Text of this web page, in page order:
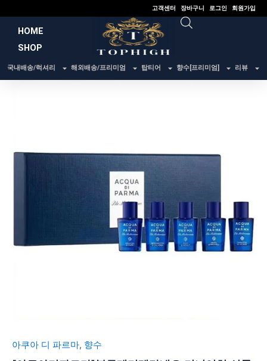
건
너
고객센터 장바구니 로그인 회원가입
HOME
SHOP
국내배송/럭셔리 해외배송/프리미엄 탑티어 향수[프리미엄] 리뷰
아쿠아 디 파르마, 향수